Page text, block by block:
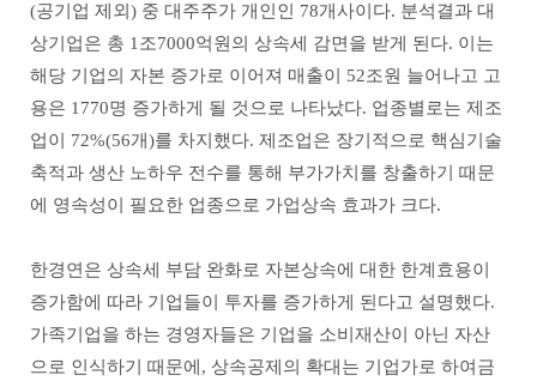
(공기업 제외) 중 대주주가 개인인 78개사이다. 분석결과 대
상기업은 총 1조7000억원의 상속세 감면을 받게 된다. 이는
해당 기업의 자본 증가로 이어져 매출이 52조원 늘어나고 고
용은 1770명 증가하게 될 것으로 나타났다. 업종별로는 제조
업이 72%(56개)를 차지했다. 제조업은 장기적으로 핵심기술
축적과 생산 노하우 전수를 통해 부가가치를 창출하기 때문
에 영속성이 필요한 업종으로 가업상속 효과가 크다.
한경연은 상속세 부담 완화로 자본상속에 대한 한계효용이
증가함에 따라 기업들이 투자를 증가하게 된다고 설명했다.
가족기업을 하는 경영자들은 기업을 소비재산이 아닌 자산
으로 인식하기 때문에, 상속공제의 확대는 기업가로 하여금